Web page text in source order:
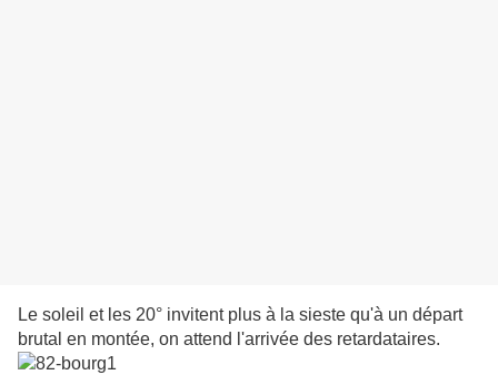
Le soleil et les 20° invitent plus à la sieste qu'à un départ
brutal en montée, on attend l'arrivée des retardataires.